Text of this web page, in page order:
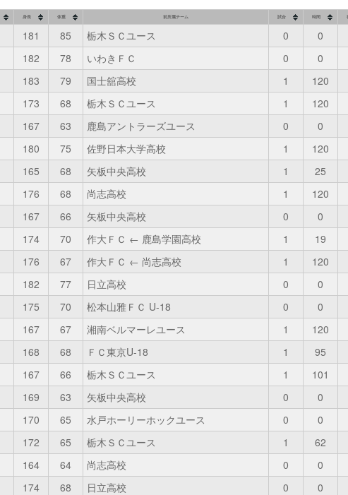
身長 体重 前所属チーム 試合 時間
181 85 栃木ＳＣユース 0 0
182 78 いわきＦＣ 0 0
183 79 国士舘高校 1 120
173 68 栃木ＳＣユース 1 120
167 63 鹿島アントラーズユース 0 0
180 75 佐野日本大学高校 1 120
165 68 矢板中央高校 1 25
176 68 尚志高校 1 120
167 66 矢板中央高校 0 0
174 70 作大ＦＣ ← 鹿島学園高校 1 19
176 67 作大ＦＣ ← 尚志高校 1 120
182 77 日立高校 0 0
175 70 松本山雅ＦＣ U-18 0 0
167 67 湘南ベルマーレユース 1 120
168 68 ＦＣ東京U-18 1 95
167 66 栃木ＳＣユース 1 101
169 63 矢板中央高校 0 0
170 65 水戸ホーリーホックユース 0 0
172 65 栃木ＳＣユース 1 62
164 64 尚志高校 0 0
174 68 日立高校 0 0